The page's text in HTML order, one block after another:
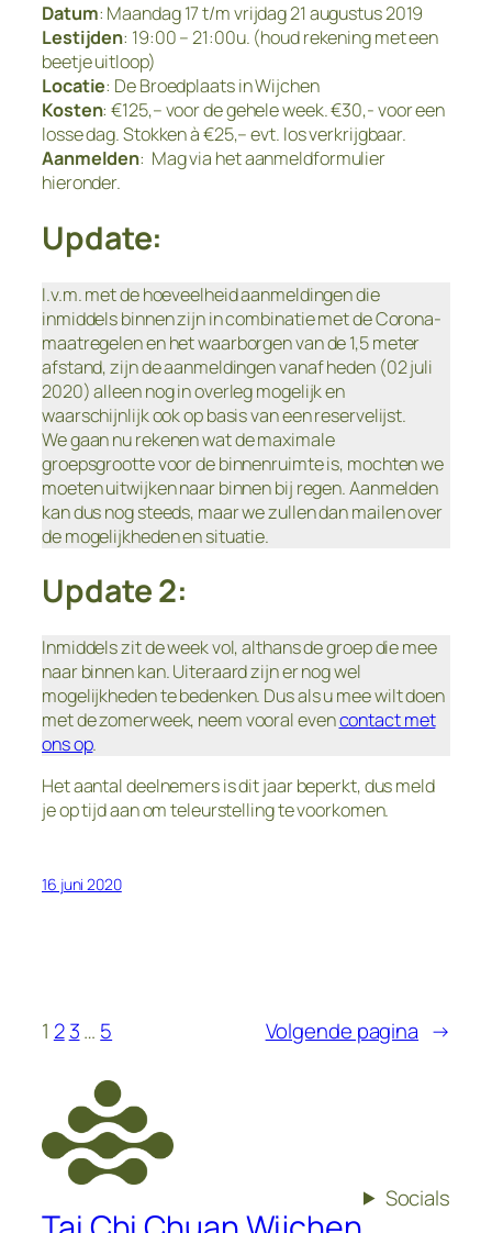
Datum: Maandag 17 t/m vrijdag 21 augustus 2019
Lestijden: 19:00 – 21:00u. (houd rekening met een
beetje uitloop)
Locatie: De Broedplaats in Wijchen
Kosten: €125,– voor de gehele week. €30,- voor een
losse dag. Stokken à €25,– evt. los verkrijgbaar.
Aanmelden: Mag via het aanmeldformulier
hieronder.
Update:
I.v.m. met de hoeveelheid aanmeldingen die
inmiddels binnen zijn in combinatie met de Corona-
maatregelen en het waarborgen van de 1,5 meter
afstand, zijn de aanmeldingen vanaf heden (02 juli
2020) alleen nog in overleg mogelijk en
waarschijnlijk ook op basis van een reservelijst.
We gaan nu rekenen wat de maximale
groepsgrootte voor de binnenruimte is, mochten we
moeten uitwijken naar binnen bij regen. Aanmelden
kan dus nog steeds, maar we zullen dan mailen over
de mogelijkheden en situatie.
Update 2:
Inmiddels zit de week vol, althans de groep die mee
naar binnen kan. Uiteraard zijn er nog wel
mogelijkheden te bedenken. Dus als u mee wilt doen
met de zomerweek, neem vooral evencontact met
ons op.
Het aantal deelnemers is dit jaar beperkt, dus meld
je op tijd aan om teleurstelling te voorkomen.
16 juni 2020
1 2 3… 5 Volgende pagina →
Socials